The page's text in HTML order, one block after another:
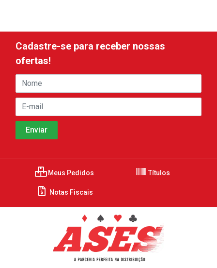
Cadastre-se para receber nossas
ofertas!
Meus Pedidos Títulos
Notas Fiscais